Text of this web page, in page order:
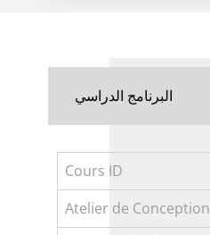
البرنامج الدراسي
Cours ID
Atelier de Conception